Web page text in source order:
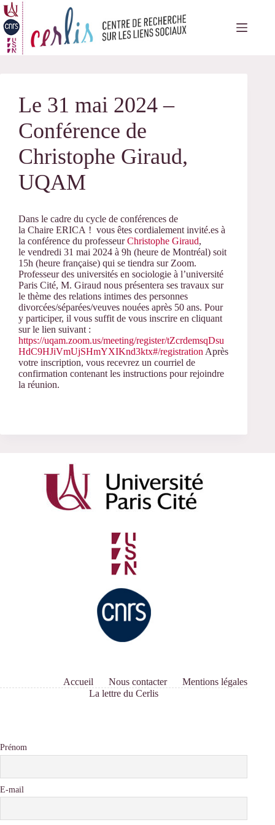
Passer
au
contenu
Le 31 mai 2024 –
Conférence de
Christophe Giraud,
UQAM
Dans le cadre du cycle de conférences de
la Chaire ERICA ! vous êtes cordialement invité.es à
la conférence du professeurChristophe Giraud,
le vendredi 31 mai 2024 à 9h (heure de Montréal) soit
15h (heure française) qui se tiendra sur Zoom.
Professeur des universités en sociologie à l’université
Paris Cité, M. Giraud nous présentera ses travaux sur
le thème des relations intimes des personnes
divorcées/séparées/veuves nouées après 50 ans. Pour
y participer, il vous suffit de vous inscrire en cliquant
sur le lien suivant :
https://uqam.zoom.us/meeting/register/tZcrdemsqDsu
HdC9HJiVmUjSHmYXIKnd3ktx#/registration Après
votre inscription, vous recevrez un courriel de
confirmation contenant les instructions pour rejoindre
la réunion.
Accueil Nous contacter
Mentions légales
La lettre du Cerlis
Prénom
E-mail